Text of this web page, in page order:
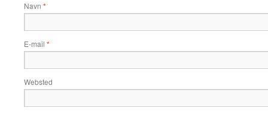
Navn *
E-mail *
Websted